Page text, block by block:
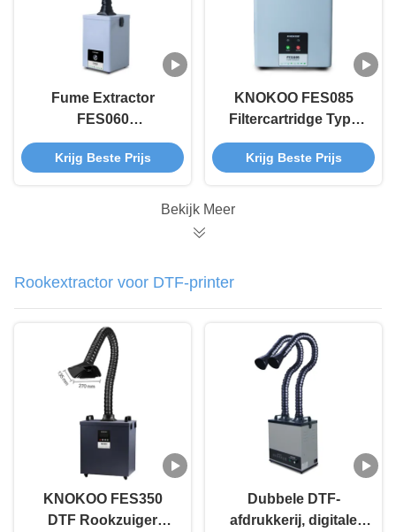
Fume Extractor
FES060
Rookabsorber voor
klein lasersolderen
Krijg Beste Prijs
KNOKOO FES085
Filtercartridge Type
Rookreiniger 85W
Solder Fume
Krijg Beste Prijs
Bekijk Meer
Rookextractor voor DTF-printer
KNOKOO FES350
DTF Rookzuiger
Dubbele DTF-
afdrukkerij, digitale